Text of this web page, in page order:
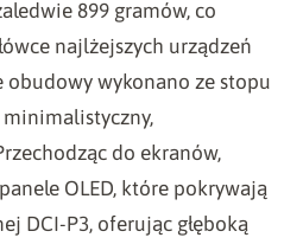
899 gramów, co
najlżejszych urządzeń
obudowy wykonano ze stopu
do ekranów,
OLED, które pokrywają
DCI-P3, oferując głęboką